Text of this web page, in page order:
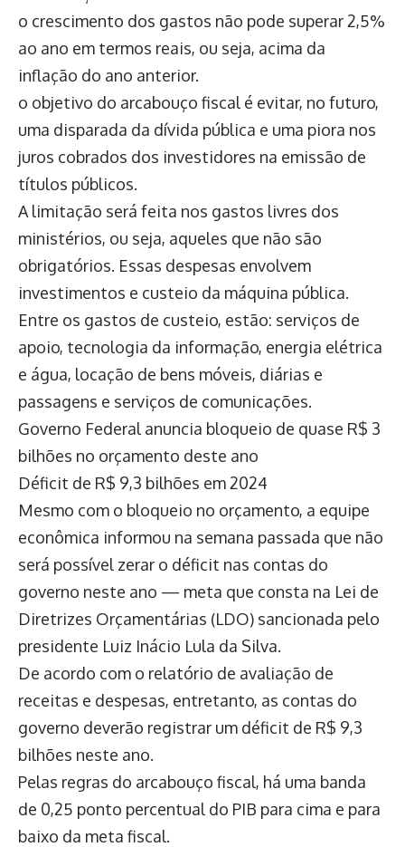
o crescimento dos gastos não pode superar 2,5%
ao ano em termos reais, ou seja, acima da
inflação do ano anterior.
o objetivo do arcabouço fiscal é evitar, no futuro,
uma disparada da dívida pública e uma piora nos
juros cobrados dos investidores na emissão de
títulos públicos.
A limitação será feita nos gastos livres dos
ministérios, ou seja, aqueles que não são
obrigatórios. Essas despesas envolvem
investimentos e custeio da máquina pública.
Entre os gastos de custeio, estão: serviços de
apoio, tecnologia da informação, energia elétrica
e água, locação de bens móveis, diárias e
passagens e serviços de comunicações.
Governo Federal anuncia bloqueio de quase R$ 3
bilhões no orçamento deste ano
Déficit de R$ 9,3 bilhões em 2024
Mesmo com o bloqueio no orçamento, a equipe
econômica informou na semana passada que não
será possível zerar o déficit nas contas do
governo neste ano — meta que consta na Lei de
Diretrizes Orçamentárias (LDO) sancionada pelo
presidente Luiz Inácio Lula da Silva.
De acordo com o relatório de avaliação de
receitas e despesas, entretanto, as contas do
governo deverão registrar um déficit de R$ 9,3
bilhões neste ano.
Pelas regras do arcabouço fiscal, há uma banda
de 0,25 ponto percentual do PIB para cima e para
baixo da meta fiscal.